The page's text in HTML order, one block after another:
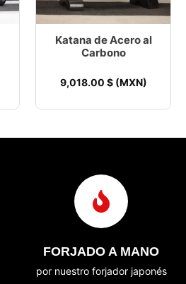
Katana de Acero al
Carbono
9,018.00 $ (MXN)
FORJADO A MANO
por nuestro forjador japonés